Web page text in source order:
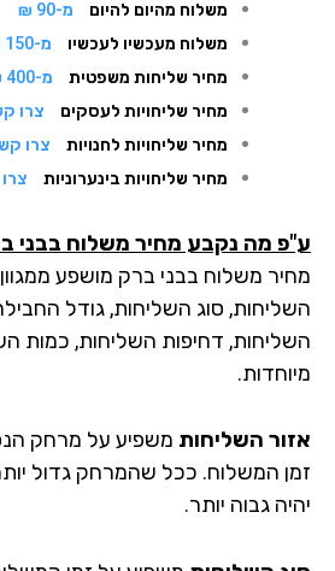
משלוח מהיום להיום
מ-90 ₪
משלוח מעכשיו לעכשיו
מ-150 ₪
מחיר שליחות משפטית
מ-400 ₪
מחיר שליחויות לעסקים
צרו
מחיר שליחויות לחנויות
צרו
מחיר שליחויות בינערוניות
ע"פ מה נקבע מחיר משלוח בבני
מחיר משלוח בבני ברק מושפע ממגוון
השליחות, סוג השליחות, גודל
השליחות, דחיפות השליחות, כמות
מיוחדות.
אזור השליחות משפיע על מרחק
זמן המשלוח. ככל שהמרחק גדול
יהיה גבוה יותר.